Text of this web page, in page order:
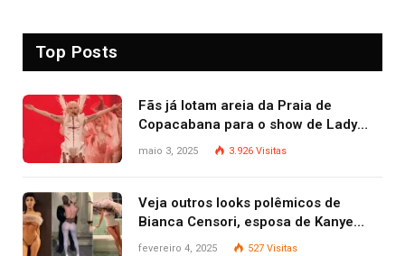
Top Posts
Fãs já lotam areia da Praia de
Copacabana para o show de Lady
Gaga
maio 3, 2025 3.926 Visitas
Veja outros looks polêmicos de
Bianca Censori, esposa de Kanye
West que apareceu nua no Grammy
fevereiro 4, 2025 527 Visitas